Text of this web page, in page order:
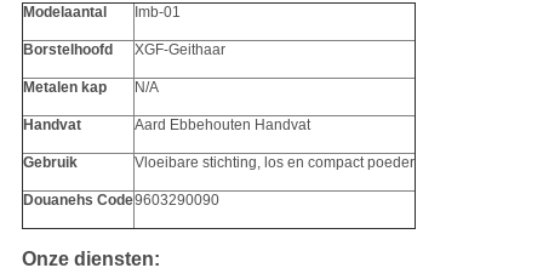
Modelaantal Imb-01
Borstelhoofd XGF-Geithaar
Metalen kap N/A
Handvat Aard Ebbehouten Handvat
Gebruik Vloeibare stichting, los en compact poeder
Douanehs Code9603290090
Onze diensten: